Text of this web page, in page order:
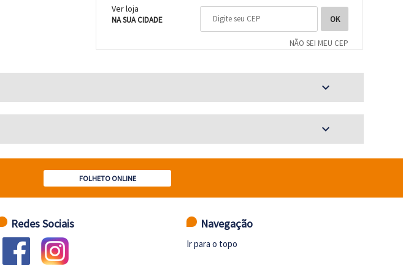
Ver loja
NA SUA CIDADE
NÃO SEI MEU CEP
expand_more
expand_more
FOLHETO ONLINE
Redes Sociais Navegação
Ir para o topo